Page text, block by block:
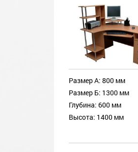
Размер А: 800 мм
Размер Б: 1300 мм
Глубина: 600 мм
Высота: 1400 мм